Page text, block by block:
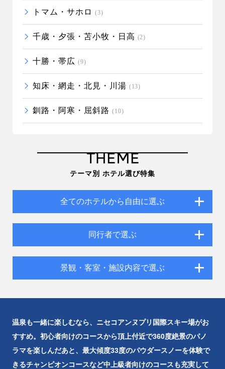
トマム・サホロ (3)
千歳・夕張・苫小牧・日高 (2)
十勝・帯広 (9)
知床・網走・北見・川湯 (13)
釧路・阿寒・屈斜路 (10)
THEME
テーマ別 ホテル選び特集
全てのホテルから自由に選ぶ
同行者で選ぶ
景観・客室・施設内容で選ぶ
温泉も一緒に楽しむなら、ニセコアンヌプリ国際スキー場がお
すすめ。初心者向けのコースから頂上付近で360度絶景のパノ
ラマを楽しんだあと、最大傾度33度のパウダースノーを体験で
きるチャンピオンコースなど中上級者向けのコースも充実して